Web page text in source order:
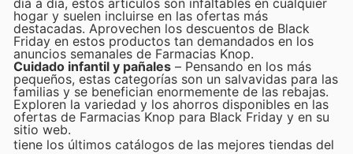
día a día, estos artículos son infaltables en cualquier
hogar y suelen incluirse en las ofertas más
destacadas. Aprovechen los descuentos de Black
Friday en estos productos tan demandados en los
anuncios semanales de Farmacias Knop.
Cuidado infantil y pañales – Pensando en los más
pequeños, estas categorías son un salvavidas para las
familias y se benefician enormemente de las rebajas.
Exploren la variedad y los ahorros disponibles en las
ofertas de Farmacias Knop para Black Friday y en su
sitio web.
tiene los últimos catálogos de las mejores tiendas del